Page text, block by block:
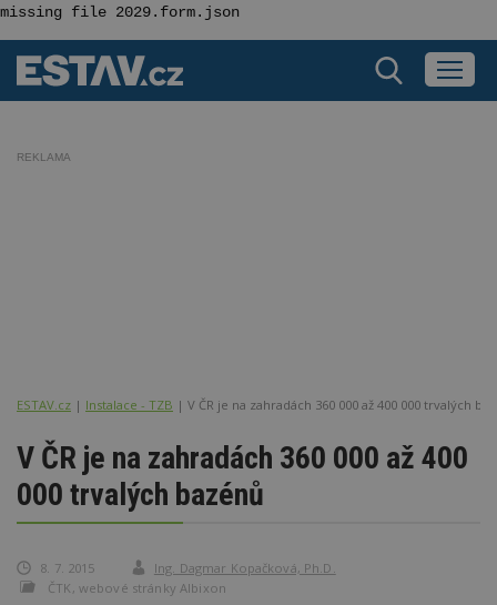
REKLAMA
ESTAV.cz Instalace - TZB V ČR je na zahradách 360 000 až 400 000 trvalých
V ČR je na zahradách 360 000 až 400
000 trvalých bazénů
8. 7. 2015
Ing. Dagmar Kopačková, Ph.D.
ČTK, webové stránky Albixon